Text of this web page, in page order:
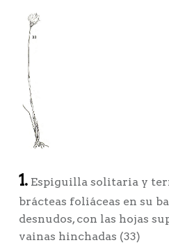
1.Espiguilla solitaria y
brácteas foliáceas en su
desnudos, con las hojas
vainas hinchadas (33)